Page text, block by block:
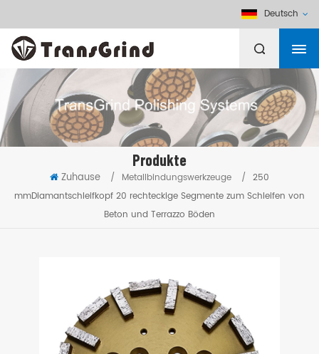
Deutsch
Produkte
Zuhause / Metallbindungswerkzeuge / 250
mmDiamantschleifkopf 20 rechteckige Segmente zum Schleifen von
Beton und Terrazzo Böden